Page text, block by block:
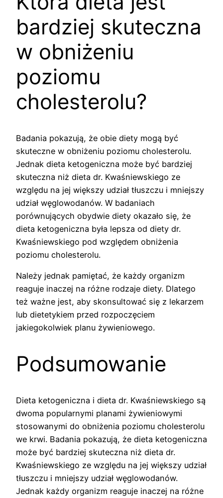
bardziej skuteczna
w obniżeniu
poziomu
cholesterolu?
Badania pokazują, że obie diety mogą być
skuteczne w obniżeniu poziomu cholesterolu.
Jednak dieta ketogeniczna może być bardziej
skuteczna niż dieta dr. Kwaśniewskiego ze
względu na jej większy udział tłuszczu i mniejszy
udział węglowodanów. W badaniach
porównujących obydwie diety okazało się, że
dieta ketogeniczna była lepsza od diety dr.
Kwaśniewskiego pod względem obniżenia
poziomu cholesterolu.
Należy jednak pamiętać, że każdy organizm
reaguje inaczej na różne rodzaje diety. Dlatego
też ważne jest, aby skonsultować się z lekarzem
lub dietetykiem przed rozpoczęciem
jakiegokolwiek planu żywieniowego.
Podsumowanie
Dieta ketogeniczna i dieta dr. Kwaśniewskiego są
dwoma popularnymi planami żywieniowymi
stosowanymi do obniżenia poziomu cholesterolu
we krwi. Badania pokazują, że dieta ketogeniczna
może być bardziej skuteczna niż dieta dr.
Kwaśniewskiego ze względu na jej większy udział
tłuszczu i mniejszy udział węglowodanów.
Jednak każdy organizm reaguje inaczej na różne